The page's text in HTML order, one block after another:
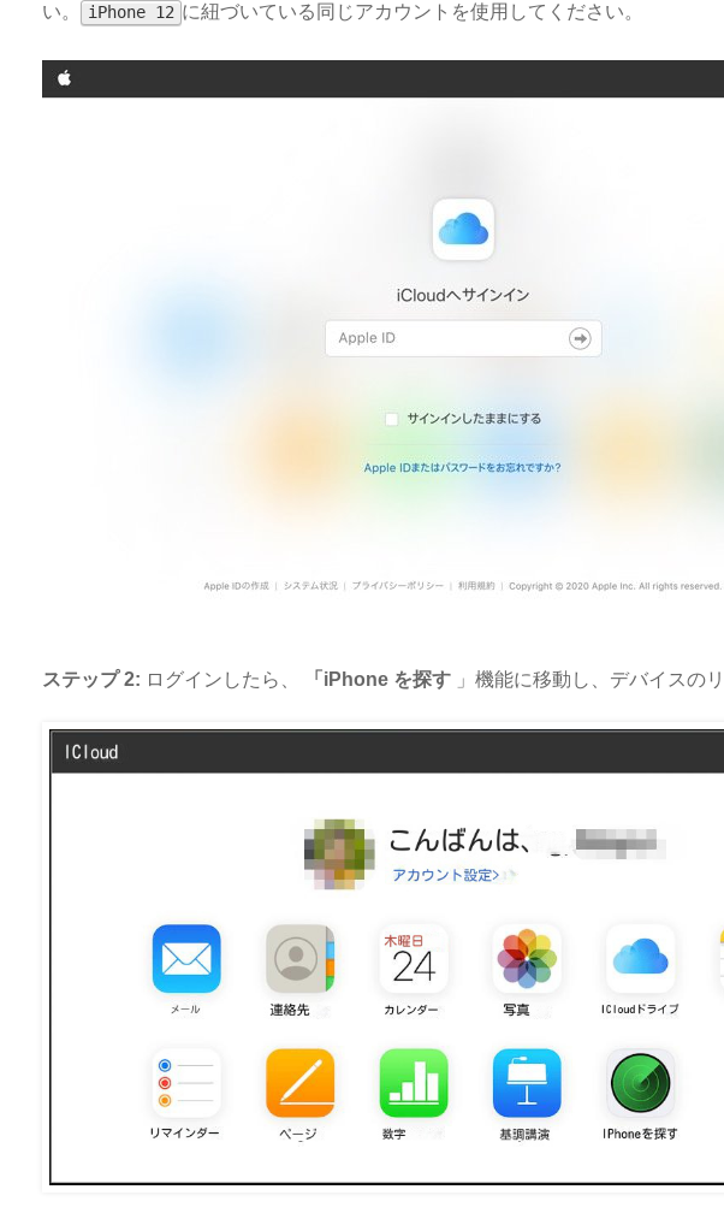
い。
iPhone 12 に紐づいている同じアカウントを使用してください。
ステップ 2: ログインしたら、 「iPhone を探す 」機能に移動し、デバイスの